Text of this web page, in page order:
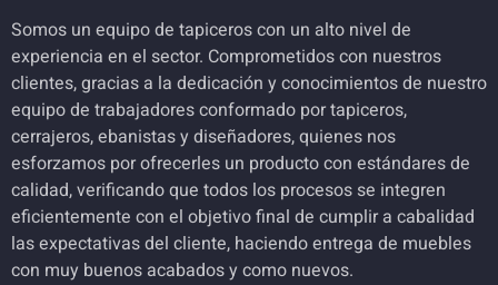
Somos un equipo de tapiceros con un alto nivel de
experiencia en el sector. Comprometidos con nuestros
clientes, gracias a la dedicación y conocimientos de nuestro
equipo de trabajadores conformado por tapiceros,
cerrajeros, ebanistas y diseñadores, quienes nos
esforzamos por ofrecerles un producto con estándares de
calidad, verificando que todos los procesos se integren
eficientemente con el objetivo final de cumplir a cabalidad
las expectativas del cliente, haciendo entrega de muebles
con muy buenos acabados y como nuevos.